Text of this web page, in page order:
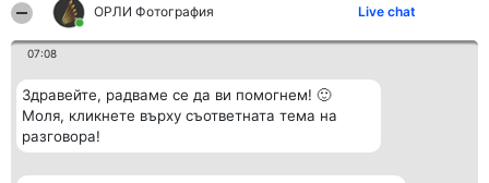
ОРЛИ Фотография Live chat
07:08
Здравейте, радваме се да ви помогнем! 🙂
Моля, кликнете върху съответната тема на
разговора!